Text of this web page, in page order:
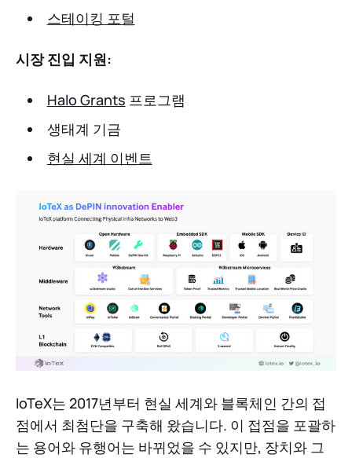
스테이킹 포털
시장 진입 지원:
Halo Grants 프로그램
생태계 기금
현실 세계 이벤트
IoTeX는 2017년부터 현실 세계와 블록체인 간의 접
점에서 최첨단을 구축해 왔습니다. 이 접점을 포괄하
는 용어와 유행어는 바뀌었을 수 있지만, 장치와 그